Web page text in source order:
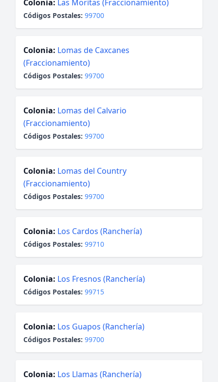
Colonia: Las Moritas (Fraccionamiento)
Códigos Postales: 99700
Colonia: Lomas de Caxcanes
(Fraccionamiento)
Códigos Postales: 99700
Colonia: Lomas del Calvario
(Fraccionamiento)
Códigos Postales: 99700
Colonia: Lomas del Country
(Fraccionamiento)
Códigos Postales: 99700
Colonia: Los Cardos (Ranchería)
Códigos Postales: 99710
Colonia: Los Fresnos (Ranchería)
Códigos Postales: 99715
Colonia: Los Guapos (Ranchería)
Códigos Postales: 99700
Colonia: Los Llamas (Ranchería)